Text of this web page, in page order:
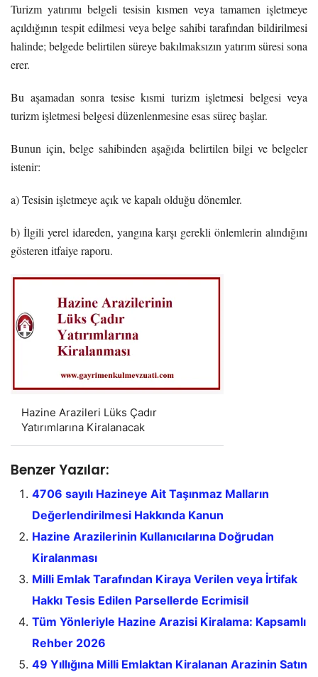
Turizm yatırımı belgeli tesisin kısmen veya tamamen işletmeye
açıldığının tespit edilmesi veya belge sahibi tarafından bildirilmesi
halinde; belgede belirtilen süreye bakılmaksızın yatırım süresi sona
erer.
Bu aşamadan sonra tesise kısmi turizm işletmesi belgesi veya
turizm işletmesi belgesi düzenlenmesine esas süreç başlar.
Bunun için, belge sahibinden aşağıda belirtilen bilgi ve belgeler
istenir:
a) Tesisin işletmeye açık ve kapalı olduğu dönemler.
b) İlgili yerel idareden, yangına karşı gerekli önlemlerin alındığını
gösteren itfaiye raporu.
Hazine Arazileri Lüks Çadır
Yatırımlarına Kiralanacak
Benzer Yazılar:
4706 sayılı Hazineye Ait Taşınmaz Malların
Değerlendirilmesi Hakkında Kanun
Hazine Arazilerinin Kullanıcılarına Doğrudan
Kiralanması
Milli Emlak Tarafından Kiraya Verilen veya İrtifak
Hakkı Tesis Edilen Parsellerde Ecrimisil
Tüm Yönleriyle Hazine Arazisi Kiralama: Kapsamlı
Rehber 2026
49 Yıllığına Milli Emlaktan Kiralanan Arazinin Satın